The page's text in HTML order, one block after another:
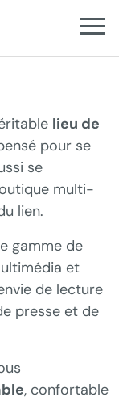
lieu de
pour se
se
multi-
lien.
gamme de
et
de lecture
presse et de
, confortable